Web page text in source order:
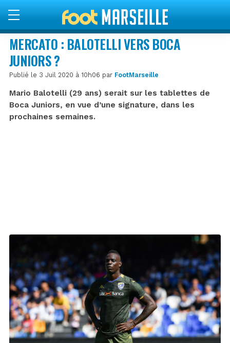
MERCATO : BALOTELLI VERS BOCA
JUNIORS ?
Publié le 3 Juil 2020 à 10h06 par FootMarseille
Mario Balotelli (29 ans) serait sur les tablettes de
Boca Juniors, en vue d’une signature, dans les
prochaines semaines.